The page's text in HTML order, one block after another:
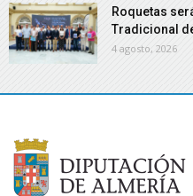
Roquetas
Tradicional
4 agosto, 2026